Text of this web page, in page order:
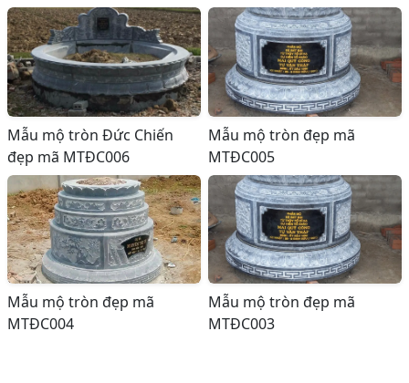
Mẫu mộ tròn Đức Chiến
đẹp mã MTĐC006
Mẫu mộ tròn đẹp mã
MTĐC005
Mẫu mộ tròn đẹp mã
MTĐC004
Mẫu mộ tròn đẹp mã
MTĐC003